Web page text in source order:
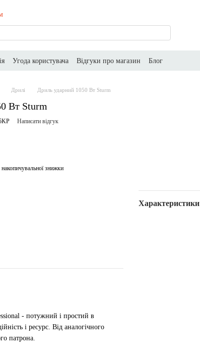
Угода користувача Відгуки про магазин
Блог
Дрилі Дриль ударний 1050 Вт Sturm
Вт Sturm
Написати відгук
знижки
Характеристики
- потужний і простий в
і ресурс. Від аналогічного
патрона.